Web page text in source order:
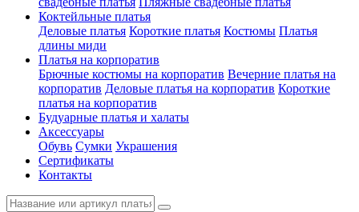
Коктейльные платья
Деловые платья Короткие платья Костюмы Платья
длины миди
Платья на корпоратив
Брючные костюмы на корпоратив Вечерние платья на
корпоратив Деловые платья на корпоратив Короткие
платья на корпоратив
Будуарные платья и халаты
Аксессуары
Обувь Сумки Украшения
Сертификаты
Контакты